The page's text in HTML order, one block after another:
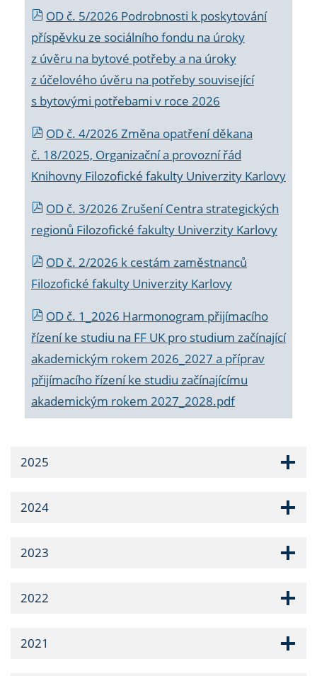
OD č. 5/2026 Podrobnosti k poskytování
příspěvku ze sociálního fondu na úroky
z úvěru na bytové potřeby a na úroky
z účelového úvěru na potřeby související
s bytovými potřebami v roce 2026
OD č. 4/2026 Změna opatření děkana
č. 18/2025, Organizační a provozní řád
Knihovny Filozofické fakulty Univerzity Karlovy
OD č. 3/2026 Zrušení Centra strategických
regionů Filozofické fakulty Univerzity Karlovy
OD č. 2/2026 k cestám zaměstnanců
Filozofické fakulty Univerzity Karlovy
OD č. 1_2026 Harmonogram přijímacího
řízení ke studiu na FF UK pro studium začínající
akademickým rokem 2026_2027 a příprav
přijímacího řízení ke studiu začínajícímu
akademickým rokem 2027_2028.pdf
2025
2024
2023
2022
2021